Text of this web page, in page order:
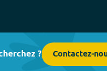
? Contactez-